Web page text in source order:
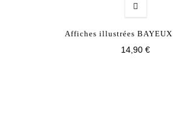
Affiches illustrées
14,90 €